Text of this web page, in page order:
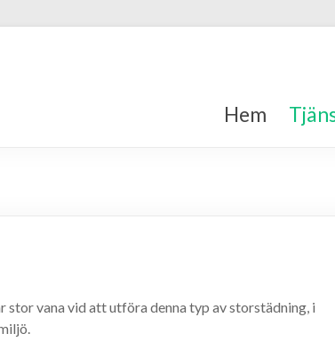
Hem
stor vana vid att utföra denna typ av storstädning, i